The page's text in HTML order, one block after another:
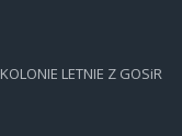
LETNIE Z GOSiR